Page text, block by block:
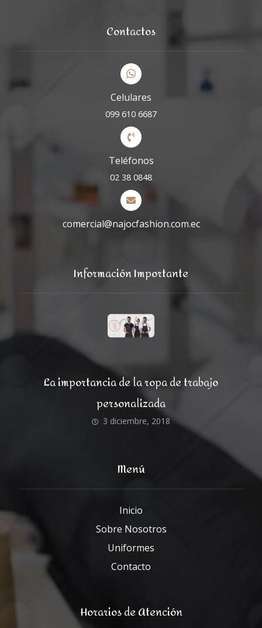
Contactos
Celulares
099 610 6687
Teléfonos
02 38 0848
comercial@najocfashion.com.ec
Información Importante
La importancia de la ropa de trabajo
personalizada
3 diciembre, 2018
Menú
Inicio
Sobre Nosotros
Uniformes
Contacto
Horarios de Atención